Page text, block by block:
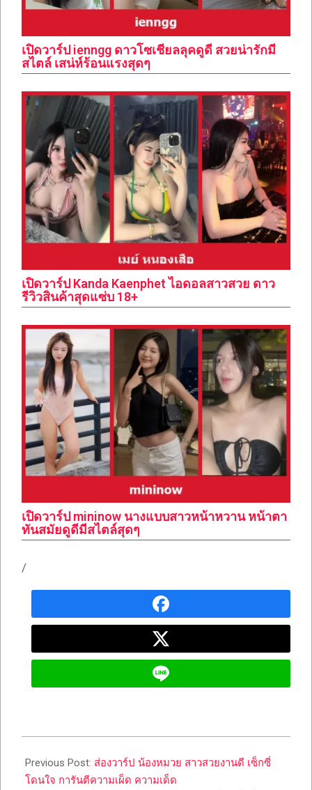
เปิดวาร์ป ienngg ดาวโซเชียลลุคดูดี สวยน่ารักมี
สไตล์ เสน่ห์ร้อนแรงสุดๆ
เปิดวาร์ป Kanda Kaenphet ไอดอลสาวสวย ดาว
รีวิวสินค้าสุดแซ่บ 18+
เปิดวาร์ป mininow นางแบบสาวหน้าหวาน หน้าตา
ทันสมัยดูดีมีสไตล์สุดๆ
/
04-
20
Previous Post: ส่องวาร์ป น้องหมวย สาวสวยงานดี เซ็กซี่
โดนใจ การันตีความเผ็ด ความเด็ด